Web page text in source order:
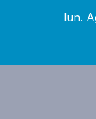
lun.